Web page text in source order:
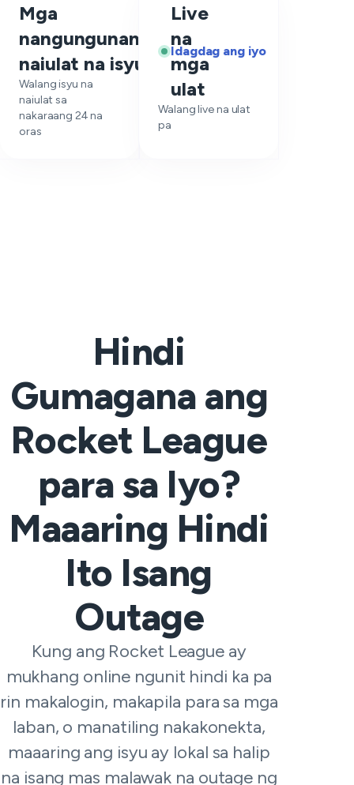
Mga
nangungunang
naiulat na isyu
Walang isyu na
naiulat sa
nakaraang 24 na
oras
Live
na
mga
ulat
Idagdag ang iyo
Walang live na ulat
pa
Hindi
Gumagana ang
Rocket League
para sa Iyo?
Maaaring Hindi
Ito Isang
Outage
Kung ang Rocket League ay
mukhang online ngunit hindi ka pa
rin makalogin, makapila para sa mga
laban, o manatiling nakakonekta,
maaaring ang isyu ay lokal sa halip
na isang mas malawak na outage ng